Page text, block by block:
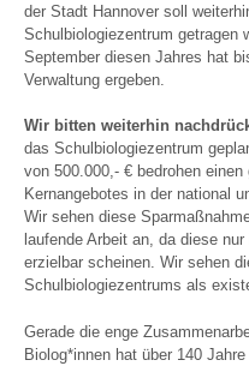
der Stadt Hannover soll
Schulbiologiezentrum getragen
September diesen Jahres hat
Verwaltung ergeben.
Wir bitten weiterhin
das Schulbiologiezentrum
von 500.000,- € bedrohen
Kernangebotes in der national
Wir sehen diese
laufende Arbeit an, da diese
erzielbar scheinen. Wir sehen
Schulbiologiezentrums als
Gerade die enge
Biolog*innen hat über 140